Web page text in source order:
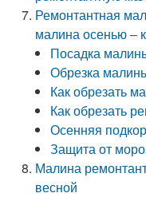
Ремонтантная
малина осенью –
Посадка
Обрезка
Как обрезать
Как обрезать
Осенняя
Защита от
Малина
весной